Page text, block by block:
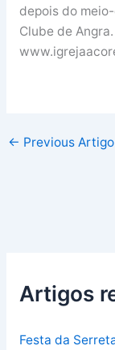
depois do
Clube de
← Previous Artigo
Artigos
Festa da